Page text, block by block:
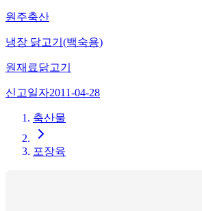
원주축산
냉장 닭고기(백숙용)
원재료닭고기
신고일자2011-04-28
축산물
포장육